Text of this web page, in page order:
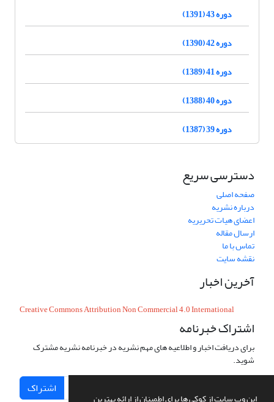
این وب سایت از کوکی ها برای اطمینان از ارائه بهترین
دوره 43 (1391)
دوره 42 (1390)
دوره 41 (1389)
دوره 40 (1388)
دوره 39 (1387)
دسترسی سریع
صفحه اصلی
درباره نشریه
اعضای هیات تحریریه
ارسال مقاله
تماس با ما
نقشه سایت
آخرین اخبار
Creative Commons Attribution Non Commercial 4.0 International
اشتراک خبرنامه
برای دریافت اخبار و اطلاعیه های مهم نشریه در خبرنامه نشریه مشترک
شوید.
اشتراک